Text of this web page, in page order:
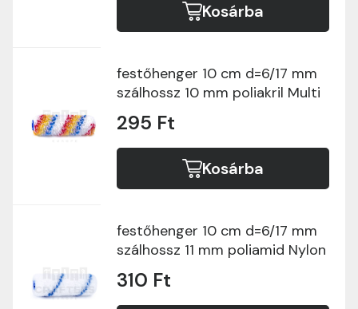
Kosárba
festőhenger 10 cm d=6/17 mm
szálhossz 10 mm poliakril Multi
295 Ft
Kosárba
festőhenger 10 cm d=6/17 mm
szálhossz 11 mm poliamid Nylon
310 Ft